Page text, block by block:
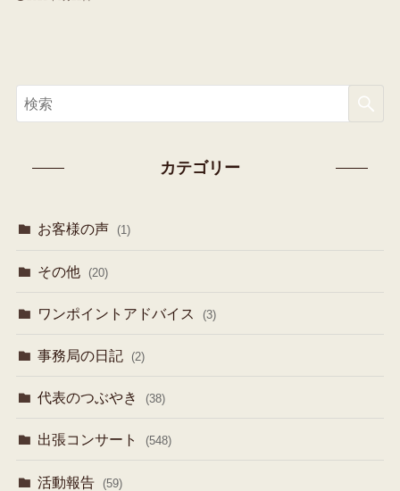
カテゴリー
お客様の声 (1)
その他 (20)
ワンポイントアドバイス (3)
事務局の日記 (2)
代表のつぶやき (38)
出張コンサート (548)
活動報告 (59)